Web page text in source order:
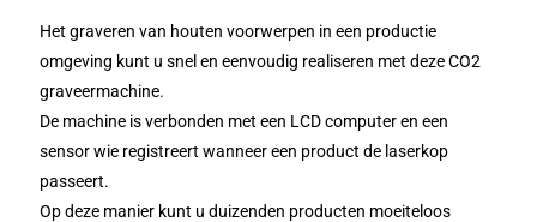
Het graveren van houten voorwerpen in een productie
omgeving kunt u snel en eenvoudig realiseren met deze CO2
graveermachine.
De machine is verbonden met een LCD computer en een
sensor wie registreert wanneer een product de laserkop
passeert.
Op deze manier kunt u duizenden producten moeiteloos